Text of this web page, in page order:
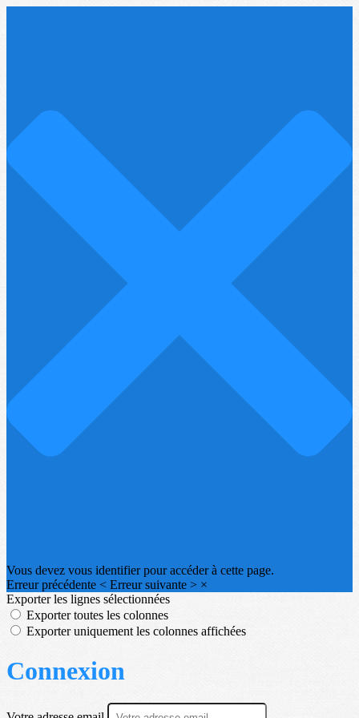
Vous devez vous identifier pour accéder à cette page.
Erreur précédente < Erreur suivante > ×
Exporter les lignes sélectionnées
Exporter toutes les colonnes
Exporter uniquement les colonnes affichées
Connexion